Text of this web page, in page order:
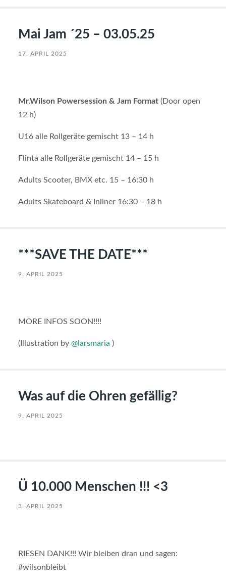
Mai Jam ´25 – 03.05.25
17. APRIL 2025
Mr.Wilson Powersession & Jam Format(Door open
12 h)
U16 alle Rollgeräte gemischt 13 – 14 h
Flinta alle Rollgeräte gemischt 14 – 15 h
Adults Scooter, BMX etc. 15 – 16:30 h
Adults Skateboard & Inliner 16:30 – 18 h
***SAVE THE DATE***
9. APRIL 2025
MORE INFOS SOON!!!!
(Illustration by @larsmaria )
Was auf die Ohren gefällig?
9. APRIL 2025
Ü 10.000 Menschen !!! <3
3. APRIL 2025
RIESEN DANK!!! Wir bleiben dran und sagen:
#wilsonbleibt